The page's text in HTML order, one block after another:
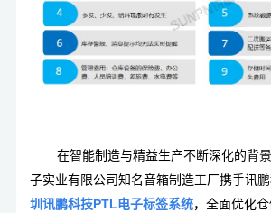
在智能制造与精益生产不断深化的背
子实业有限公司知名音箱制造工厂携手讯
圳讯鹏科技PTL电子标签系统，全面优化